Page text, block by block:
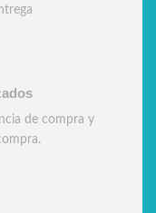
de compra y